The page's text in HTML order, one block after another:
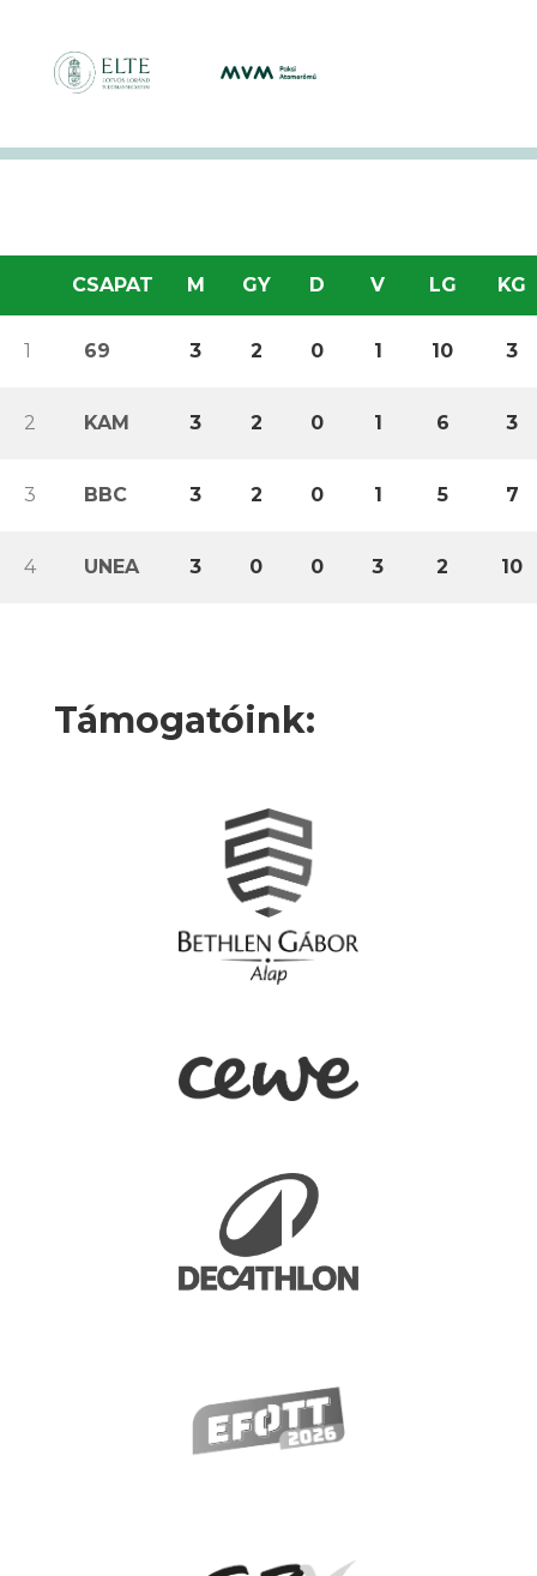
CSAPAT M GY D V LG KG
1 69 3 2 0 1 10 3
2 KAM 3 2 0 1 6 3
3 BBC 3 2 0 1 5 7
4 UNEA 3 0 0 3 2 10
Támogatóink: